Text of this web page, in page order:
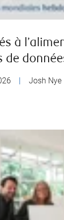
à
de
Josh Nye